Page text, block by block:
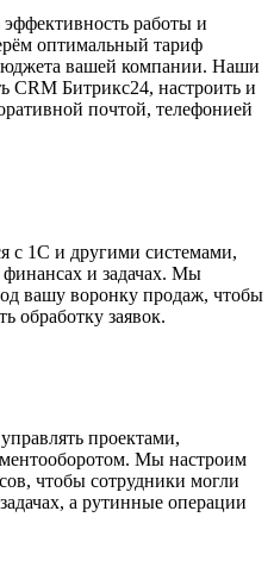
работы и
оптимальный тариф
вашей компании. Наши
CRM Битрикс24, настроить и
почтой, телефонией
с 1С и другими системами,
и задачах. Мы
вашу воронку продаж, чтобы
обработку заявок.
проектами,
Мы настроим
чтобы сотрудники могли
а рутинные операции